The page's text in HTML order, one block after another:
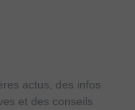
actus, des infos
et des conseils